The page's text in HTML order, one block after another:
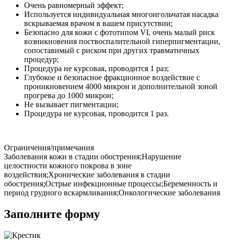
Очень равномерный эффект;
Используется индивидуальная многоигольчатая насадка
вскрываемая врачом в вашем присутствии;
Безопасно для кожи с фототипом VI, очень малый риск
возникновения поствоспалительной гиперпигментации,
сопоставимый с риском при других травматичных
процедур;
Процедура не курсовая, проводится 1 раз;
Глубокое и безопасное фракционное воздействие с
проникновением 4000 микрон и дополнительной зоной
прогрева до 1000 микрон;
Не вызывает пигментации;
Процедура не курсовая, проводится 1 раз.
Ограничения/примечания
Заболевания кожи в стадии обострения;Нарушение
целостности кожного покрова в зоне
воздействия;Хронические заболевания в стадии
обострения;Острые инфекционные процессы;Беременность и
период грудного вскармливания;Онкологические заболевания
Заполните форму